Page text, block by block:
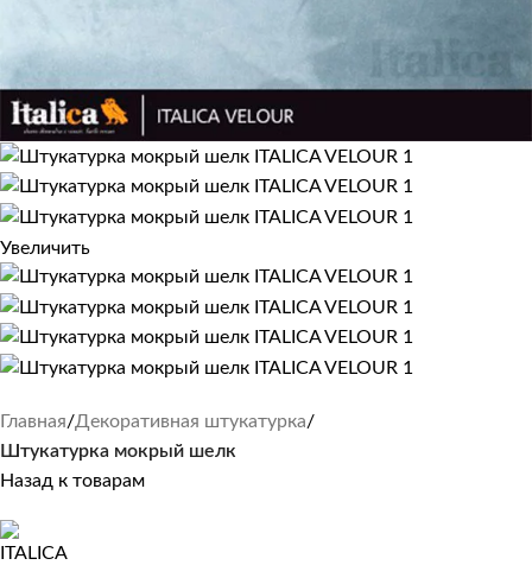
Увеличить
Главная Декоративная штукатурка
Штукатурка мокрый шелк
Назад к товарам